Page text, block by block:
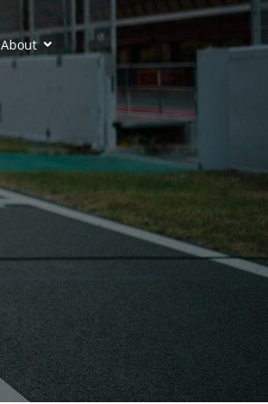
About